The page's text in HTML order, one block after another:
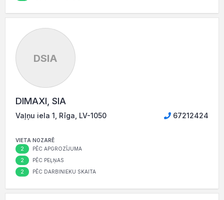
DSIA
DIMAXI, SIA
Vaļņu iela 1, Rīga, LV-1050 67212424
VIETA NOZARĒ
2 PĒC APGROZĪJUMA
2 PĒC PEĻŅAS
2 PĒC DARBINIEKU SKAITA